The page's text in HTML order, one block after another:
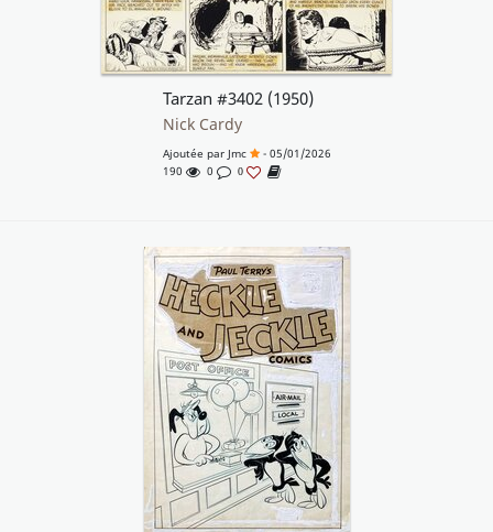
Tarzan #3402 (1950)
Nick Cardy
Ajoutée par Jmc
- 05/01/2026
190
0 0